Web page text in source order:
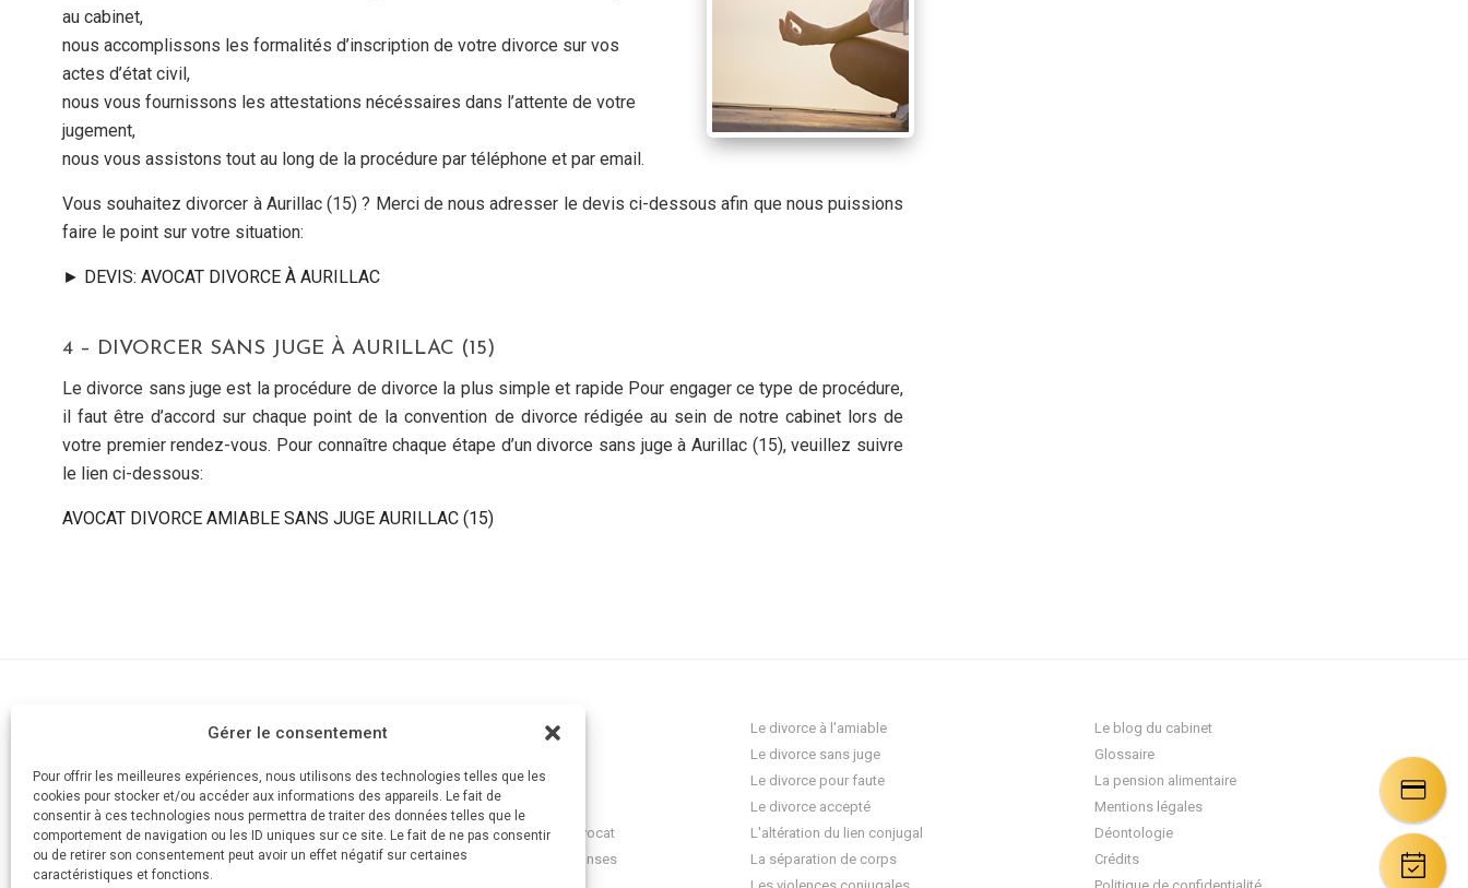
Gérer le consentement
Pour offrir les meilleures expériences, nous utilisons des technologies telles que les
cookies pour stocker et/ou accéder aux informations des appareils. Le fait de
consentir à ces technologies nous permettra de traiter des données telles que le
comportement de navigation ou les ID uniques sur ce site. Le fait de ne pas consentir
ou de retirer son consentement peut avoir un effet négatif sur certaines
caractéristiques et fonctions.
au cabinet,
nous accomplissons les formalités d’inscription de votre divorce sur vos
actes d’état civil,
nous vous fournissons les attestations nécéssaires dans l’attente de votre
jugement,
nous vous assistons tout au long de la procédure par téléphone et par email.
Vous souhaitez divorcer à Aurillac (15) ? Merci de nous adresser le devis ci-dessous afin que nous puissions
faire le point sur votre situation:
► DEVIS: AVOCAT DIVORCE À AURILLAC
4 – DIVORCER SANS JUGE À AURILLAC (15)
Le divorce sans juge est la procédure de divorce la plus simple et rapide Pour engager ce type de procédure,
il faut être d’accord sur chaque point de la convention de divorce rédigée au sein de notre cabinet lors de
votre premier rendez-vous. Pour connaître chaque étape d’un divorce sans juge à Aurillac (15), veuillez suivre
le lien ci-dessous:
AVOCAT DIVORCE AMIABLE SANS JUGE AURILLAC (15)
AVOCAT
Cabinet d'avocat Divorce
Mes honoraires
Aide juridictionnelle
Posez votre question à un avocat
Plus de 1200 questions-réponses
Le divorce à l'amiable
Le divorce sans juge
Le divorce pour faute
Le divorce accepté
L'altération du lien conjugal
La séparation de corps
Le blog du cabinet
Glossaire
La pension alimentaire
Mentions légales
Déontologie
Crédits